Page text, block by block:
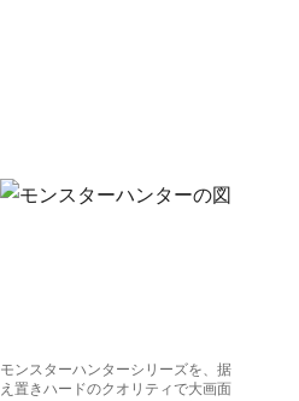
モンスターハンターシリーズを、据
え置きハードのクオリティで大画面